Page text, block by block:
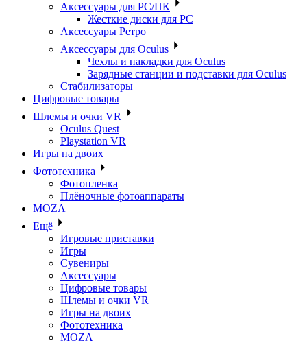
Аксессуары для PC/ПК
Жесткие диски для PC
Аксессуары Ретро
Аксессуары для Oculus
Чехлы и накладки для Oculus
Зарядные станции и подставки для Oculus
Стабилизаторы
Цифровые товары
Шлемы и очки VR
Oculus Quest
Playstation VR
Игры на двоих
Фототехника
Фотопленка
Плёночные фотоаппараты
MOZA
Ещё
Игровые приставки
Игры
Сувениры
Аксессуары
Цифровые товары
Шлемы и очки VR
Игры на двоих
Фототехника
MOZA